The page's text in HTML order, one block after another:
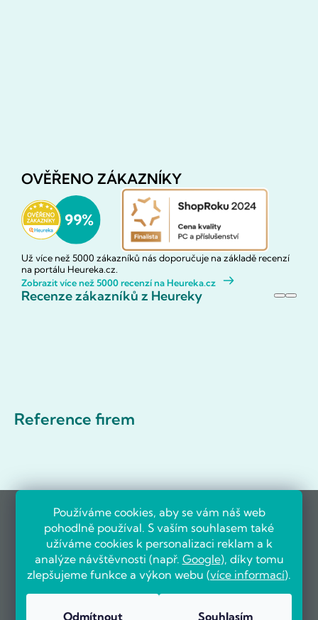
Používáme cookies, aby se vám náš web
pohodlně používal. S vaším souhlasem také
užíváme cookies k personalizaci reklam a k
analýze návštěvnosti (např. Google), díky tomu
zlepšujeme funkce a výkon webu (více informací).
Odmítnout Souhlasím
OVĚŘENO ZÁKAZNÍKY
Už více než 5000 zákazníků nás doporučuje na základě recenzí
na portálu Heureka.cz.
Zobrazit více než 5000 recenzí na Heureka.cz
Recenze zákazníků z Heureky
Reference firem